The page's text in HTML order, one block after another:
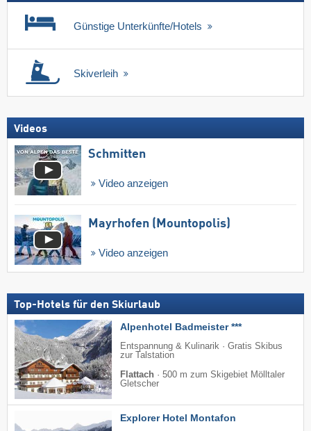
Günstige Unterkünfte/Hotels
Skiverleih
Videos
Schmitten
Video anzeigen
Mayrhofen (Mountopolis)
Video anzeigen
Top-Hotels für den Skiurlaub
Alpenhotel Badmeister ***
Entspannung & Kulinarik · Gratis Skibus
zur Talstation
Flattach · 500 m zum Skigebiet Mölltaler
Gletscher
Explorer Hotel Montafon